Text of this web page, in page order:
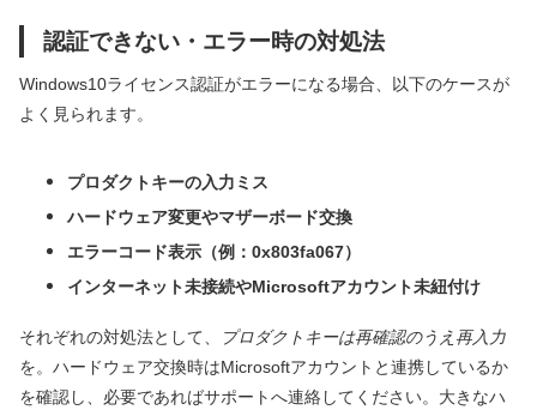
認証できない・エラー時の対処法
Windows10ライセンス認証がエラーになる場合、以下のケースが
よく見られます。
プロダクトキーの入力ミス
ハードウェア変更やマザーボード交換
エラーコード表示（例：0x803fa067）
インターネット未接続やMicrosoftアカウント未紐付け
それぞれの対処法として、
プロダクトキーは再確認のうえ再入力
を。ハードウェア交換時はMicrosoftアカウントと連携しているか
を確認し、必要であればサポートへ連絡してください。大きなハ